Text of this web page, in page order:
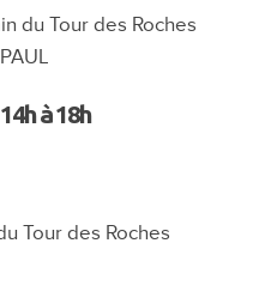
du Tour des Roches
à 18h
Tour des Roches